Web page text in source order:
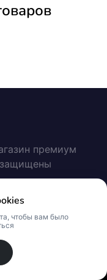
премиум
защищены
чтобы вам было